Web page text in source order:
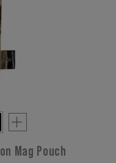
Mag Pouch